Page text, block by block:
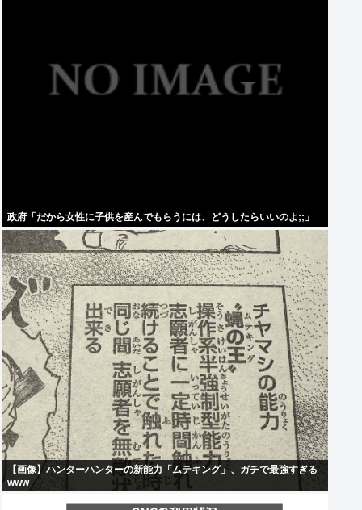
政府「だから女性に子供を産んでもらうには、どうしたらいいのよ;;」
【画像】ハンターハンターの新能力「ムテキング」、ガチで最強すぎる
www